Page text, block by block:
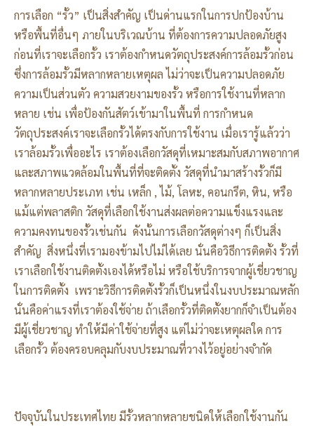
การเลือก “รั้ว” เป็นสิ่งสำคัญ เป็นด่านแรกในการปกป้องบ้าน
หรือพื้นที่อื่นๆ ภายในบริเวณบ้าน ที่ต้องการความปลอดภัยสูง
ก่อนที่เราจะเลือกรั้ว เราต้องกำหนดวัตถุประสงค์การล้อมรั้วก่อน
ซึ่งการล้อมรั้วมีหลากหลายเหตุผล ไม่ว่าจะเป็นความปลอดภัย
ความเป็นส่วนตัว ความสวยงามของรั้ว หรือการใช้งานที่หลาก
หลาย เช่น เพื่อป้องกันสัตว์เข้ามาในพื้นที่ การกำหนด
วัตถุประสงค์เราจะเลือกรั้วได้ตรงกับการใช้งาน เมื่อเรารู้แล้วว่า
เราล้อมรั้วเพื่ออะไร เราต้องเลือกวัสดุที่เหมาะสมกับสภาพอากาศ
และสภาพแวดล้อมในพื้นที่ที่จะติดตั้ง วัสดุที่นำมาสร้างรั้วก็มี
หลากหลายประเภท เช่น เหล็ก , ไม้, โลหะ, คอนกรีต, หิน, หรือ
แม้แต่พลาสติก วัสดุที่เลือกใช้งานส่งผลต่อความแข็งแรงและ
ความคงทนของรั้วเช่นกัน ดังนั้นการเลือกวัสดุต่างๆ ก็เป็นสิ่ง
สำคัญ สิ่งหนึ่งที่เรามองข้ามไปไม่ได้เลย นั่นคือวิธีการติดตั้ง รั้วที่
เราเลือกใช้งานติดตั้งเองได้หรือไม่ หรือใช้บริการจากผู้เชี่ยวชาญ
ในการติดตั้ง เพราะวิธีการติดตั้งรั้วก็เป็นหนึ่งในงบประมาณหลัก
นั่นคือค่าแรงที่เราต้องใช้จ่าย ถ้าเลือกรั้วที่ติดตั้งยากก็จำเป็นต้อง
มีผู้เชี่ยวชาญ ทำให้มีค่าใช้จ่ายที่สูง แต่ไม่ว่าจะเหตุผลใด การ
เลือกรั้ว ต้องครอบคลุมกับงบประมาณที่วางไว้อยู่อย่างจำกัด
ปัจจุบันในประเทศไทย มีรั้วหลากหลายชนิดให้เลือกใช้งานกัน